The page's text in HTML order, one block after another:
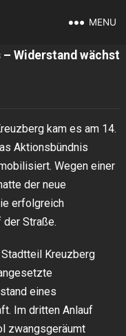
MENU
– Widerstand wächst
kam es am 14.
Aktionsbündnis
Wegen einer
der neue
erfolgreich
Straße.
Kreuzberg
eines
Im dritten Anlauf
zwangsgeräumt